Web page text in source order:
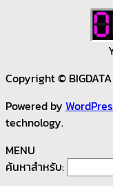
Copyright ©
Powered by
technology.
MENU
ค้นหาสำหรับ: